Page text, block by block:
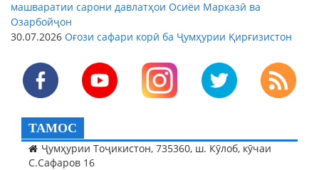
машваратии сарони давлатҳои Осиёи Марказӣ ва
Озарбойҷон
30.07.2026 Оғози сафари корӣ ба Ҷумҳурии Қирғизистон
ТАМОС
Ҷумҳурии Тоҷикистон, 735360, ш. Кӯлоб, кӯчаи
С.Сафаров 16